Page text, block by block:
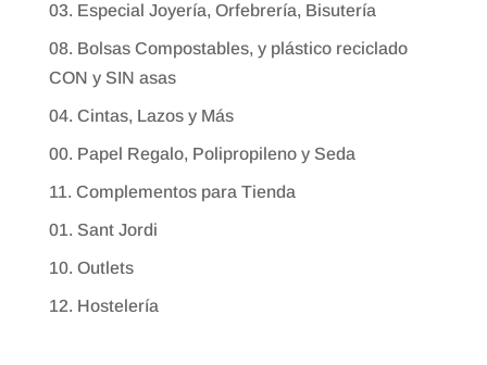
03. Especial Joyería, Orfebrería, Bisutería
08. Bolsas Compostables, y plástico reciclado
CON y SIN asas
04. Cintas, Lazos y Más
00. Papel Regalo, Polipropileno y Seda
11. Complementos para Tienda
01. Sant Jordi
10. Outlets
12. Hostelería